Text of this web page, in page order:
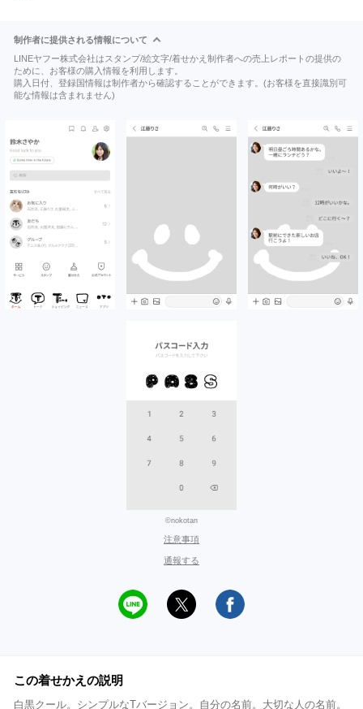
制作者に提供される情報について
LINEヤフー株式会社はスタンプ/絵文字/着せかえ制作者への売上レポートの提供の
ために、お客様の購入情報を利用します。
購入日付、登録国情報は制作者から確認することができます。(お客様を直接識別可
能な情報は含まれません)
©nokotan
注意事項
通報する
この着せかえの説明
白黒クール。シンプルなTバージョン。自分の名前。大切な人の名前。